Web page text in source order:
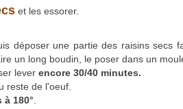
et les essorer.
déposer une partie des raisins secs
un long boudin, le poser dans un
lever encore 30/40 minutes.
reste de l'oeuf.
à 180°